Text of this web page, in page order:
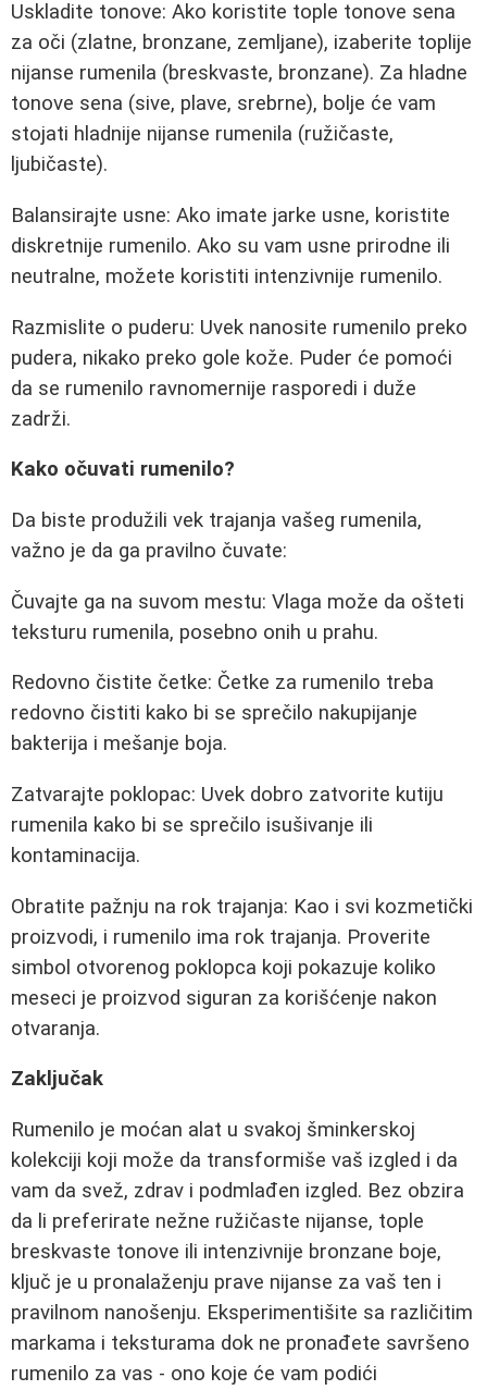
Uskladite tonove: Ako koristite tople tonove sena
za oči (zlatne, bronzane, zemljane), izaberite toplije
nijanse rumenila (breskvaste, bronzane). Za hladne
tonove sena (sive, plave, srebrne), bolje će vam
stojati hladnije nijanse rumenila (ružičaste,
ljubičaste).
Balansirajte usne: Ako imate jarke usne, koristite
diskretnije rumenilo. Ako su vam usne prirodne ili
neutralne, možete koristiti intenzivnije rumenilo.
Razmislite o puderu: Uvek nanosite rumenilo preko
pudera, nikako preko gole kože. Puder će pomoći
da se rumenilo ravnomernije rasporedi i duže
zadrži.
Kako očuvati rumenilo?
Da biste produžili vek trajanja vašeg rumenila,
važno je da ga pravilno čuvate:
Čuvajte ga na suvom mestu: Vlaga može da ošteti
teksturu rumenila, posebno onih u prahu.
Redovno čistite četke: Četke za rumenilo treba
redovno čistiti kako bi se sprečilo nakupijanje
bakterija i mešanje boja.
Zatvarajte poklopac: Uvek dobro zatvorite kutiju
rumenila kako bi se sprečilo isušivanje ili
kontaminacija.
Obratite pažnju na rok trajanja: Kao i svi kozmetički
proizvodi, i rumenilo ima rok trajanja. Proverite
simbol otvorenog poklopca koji pokazuje koliko
meseci je proizvod siguran za korišćenje nakon
otvaranja.
Zaključak
Rumenilo je moćan alat u svakoj šminkerskoj
kolekciji koji može da transformiše vaš izgled i da
vam da svež, zdrav i podmlađen izgled. Bez obzira
da li preferirate nežne ružičaste nijanse, tople
breskvaste tonove ili intenzivnije bronzane boje,
ključ je u pronalaženju prave nijanse za vaš ten i
pravilnom nanošenju. Eksperimentišite sa različitim
markama i teksturama dok ne pronađete savršeno
rumenilo za vas - ono koje će vam podići